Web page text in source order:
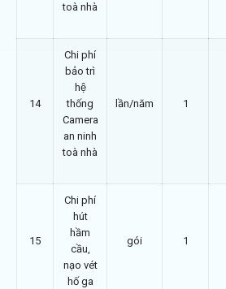
toà nhà
14
Chi phí
bảo trì
hệ
thống
Camera
an ninh
toà nhà
lần/năm 1
15
Chi phí
hút
hầm
cầu,
nạo vét
hố ga
gói 1